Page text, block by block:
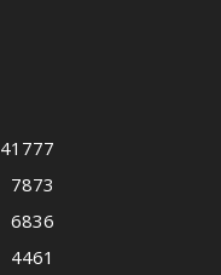
41777
7873
6836
4461